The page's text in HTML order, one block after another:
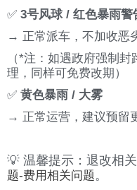
✅ 3号风球 / 红色暴雨警
→ 正常派车，不加收恶
（*注：如遇政府强制
理，同样可免费改期）
✅ 黄色暴雨 / 大雾
→ 正常运营，建议预留
💡 温馨提示：退改相
题-费用相关问题。